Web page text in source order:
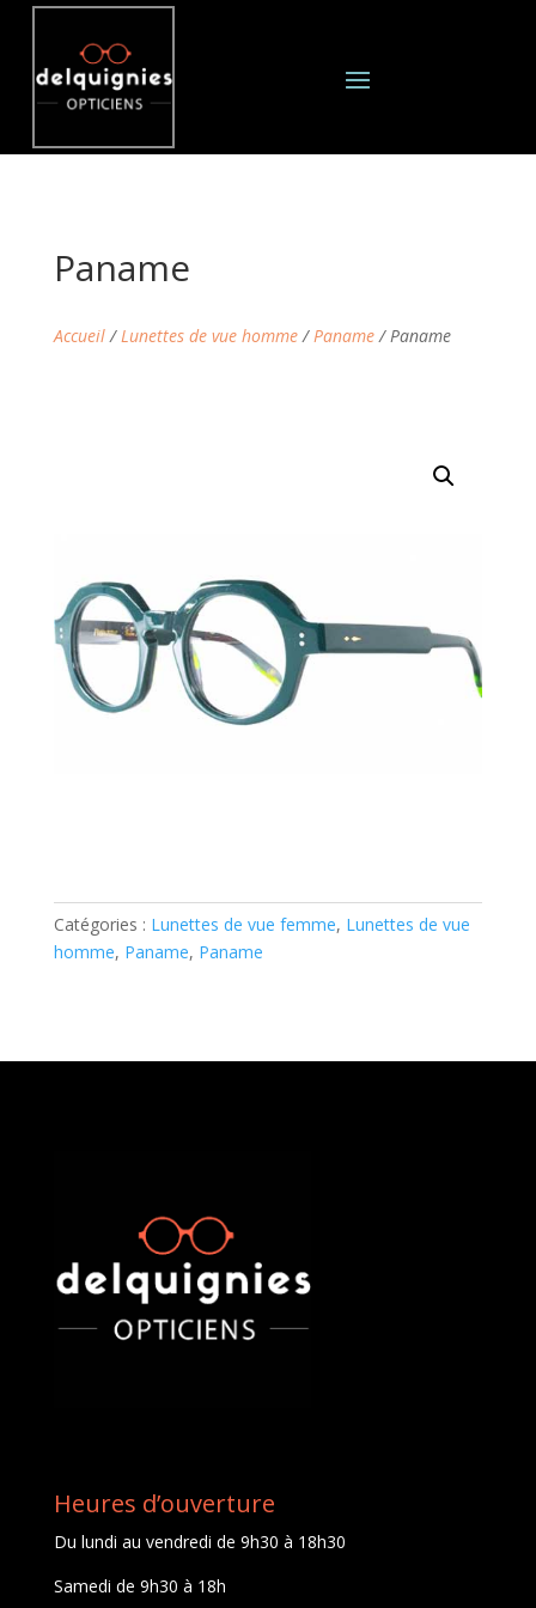
Paname
Accueil/Lunettes de vue homme/Paname/ Paname
Catégories : Lunettes de vue femme, Lunettes de vue
homme, Paname, Paname
Heures d’ouverture
Du lundi au vendredi de 9h30 à 18h30
Samedi de 9h30 à 18h